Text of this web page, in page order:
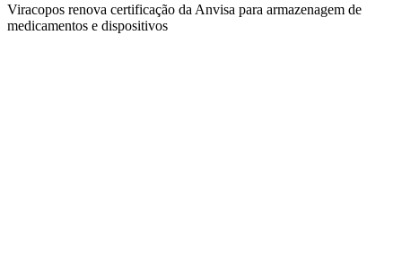
Viracopos renova certificação da Anvisa para armazenagem de
medicamentos e dispositivos